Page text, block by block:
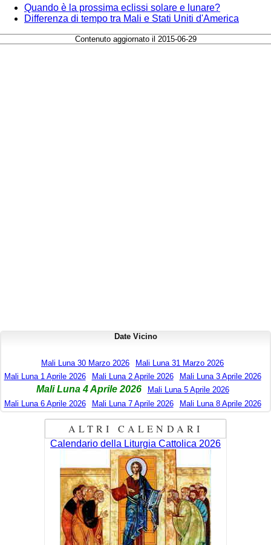
Quando è la prossima eclissi solare e lunare?
Differenza di tempo tra Mali e Stati Uniti d'America
Contenuto aggiornato il 2015-06-29
Date Vicino
Mali Luna 30 Marzo 2026
Mali Luna 31 Marzo 2026
Mali Luna 1 Aprile 2026
Mali Luna 2 Aprile 2026 Mali Luna 3 Aprile 2026
Mali Luna 4 Aprile 2026
Mali Luna 5 Aprile 2026
Mali Luna 6 Aprile 2026
Mali Luna 7 Aprile 2026 Mali Luna 8 Aprile 2026
ALTRI CALENDARI
Calendario della Liturgia Cattolica 2026